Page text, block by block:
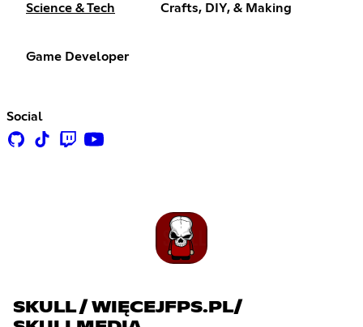
Science & Tech Crafts, DIY, & Making
Game Developer
Social
SKULL / WIĘCEJFPS.PL/